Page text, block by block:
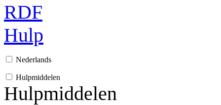
RDF
Hulp
Nederlands
Hulpmiddelen
Hulpmiddelen